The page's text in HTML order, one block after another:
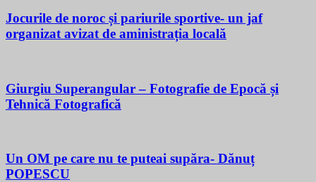
Jocurile de noroc și pariurile sportive- un jaf
organizat avizat de aministrația locală
Giurgiu Superangular – Fotografie de Epocă și
Tehnică Fotografică
Un OM pe care nu te puteai supăra- Dănuț
POPESCU